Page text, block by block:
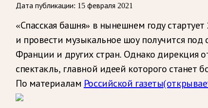
Дата публикации: 15 февраля 2021
«Спасская башня» в нынешнем году
и провести музыкальное шоу получится
Франции и других стран. Однако дирекция
спектакль, главной идеей которого станет
По материалам Российской газеты